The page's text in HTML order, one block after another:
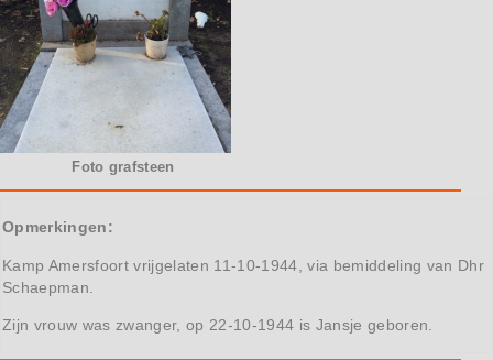
Foto grafsteen
Opmerkingen:
Kamp Amersfoort vrijgelaten 11-10-1944, via bemiddeling van Dhr
Schaepman.
Zijn vrouw was zwanger, op 22-10-1944 is Jansje geboren.